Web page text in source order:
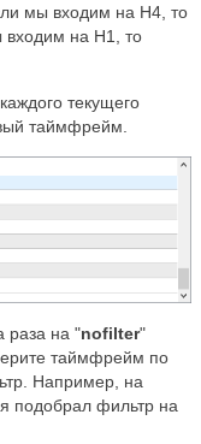
мы входим на H4, то
на H1, то
текущего
таймфрейм.
раза на "nofilter"
таймфрейм по
Например, на
подобрал фильтр на